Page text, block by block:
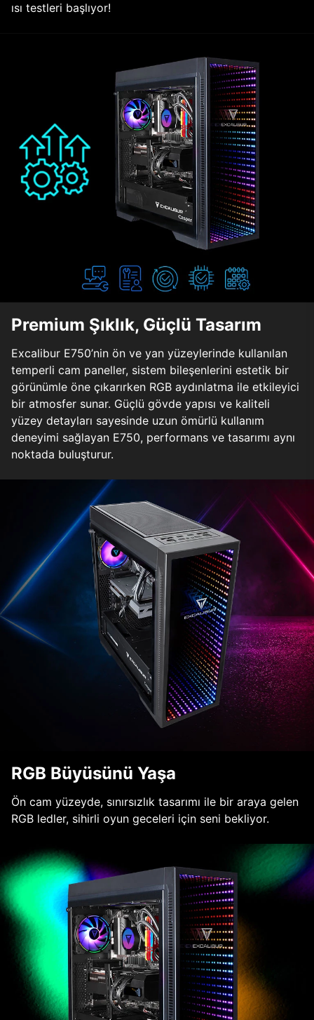
ısı testleri başlıyor!
Premium Şıklık, Güçlü Tasarım
Excalibur E750’nin ön ve yan yüzeylerinde kullanılan
temperli cam paneller, sistem bileşenlerini estetik bir
görünümle öne çıkarırken RGB aydınlatma ile etkileyici
bir atmosfer sunar. Güçlü gövde yapısı ve kaliteli
yüzey detayları sayesinde uzun ömürlü kullanım
deneyimi sağlayan E750, performans ve tasarımı aynı
noktada buluşturur.
RGB Büyüsünü Yaşa
Ön cam yüzeyde, sınırsızlık tasarımı ile bir araya gelen
RGB ledler, sihirli oyun geceleri için seni bekliyor.